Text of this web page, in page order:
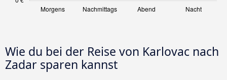
Wie du bei der Reise von Karlovac nach
Zadar sparen kannst